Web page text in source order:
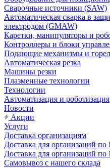
Сварочные источники (SAW)
Автоматическая сварка в
электродом (GMAW)
Каретки, манипуляторы и
Контроллеры и блоки
Подающие механизмы и
Автоматическая резка
Машины резки
Плазменные технологии
Технологии
Автоматизация и роботизация
Новости
Акции
Услуги
Доставка организациям
Доставка для организаций по
Доставка для организаций
Самовывоз с нашего склада